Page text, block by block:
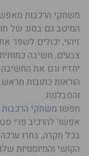
משחקי הרכבות
המיטב גם בסוג של
זיהוי, יכולים לשפר
צבעים, חשיבה
יחדיו וגם את
הוראות כתובות
והסבלנות.
חפשו משחקי הרכבות
אפשר להרכיב פרי
בכל מקרה, בחרו
הקושי והמיומנויות